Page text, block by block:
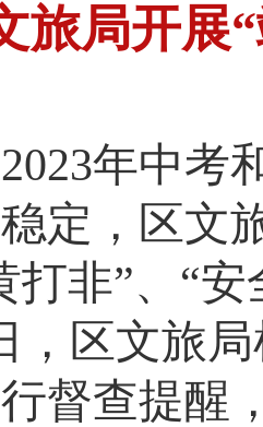
旅局开展
3年中考
定，区文
打非”、“
，区文旅
督查提醒